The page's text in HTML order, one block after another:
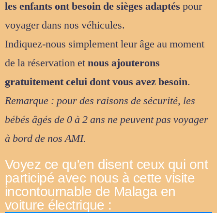
les enfants ont besoin de sièges adaptés pour
voyager dans nos véhicules.
Indiquez-nous simplement leur âge au moment
de la réservation etnous ajouterons
gratuitement celui dont vous avez besoin.
Remarque : pour des raisons de sécurité, les
bébés âgés de 0 à 2 ans ne peuvent pas voyager
à bord de nos AMI.
Voyez ce qu'en disent ceux qui ont
participé avec nous à cette visite
incontournable de Malaga en
voiture électrique :